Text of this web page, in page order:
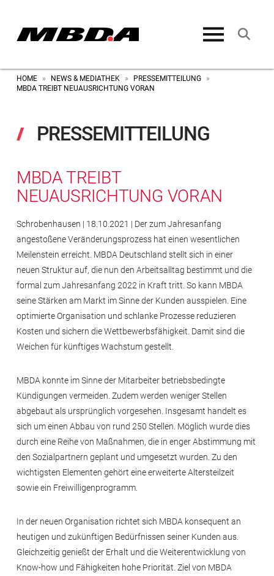
HOME » NEWS & MEDIATHEK » PRESSEMITTEILUNG
»
MBDA TREIBT NEUAUSRICHTUNG VORAN
PRESSEMITTEILUNG
MBDA TREIBT
NEUAUSRICHTUNG VORAN
Schrobenhausen | 18.10.2021 | Der zum Jahresanfang
angestoßene Veränderungsprozess hat einen wesentlichen
Meilenstein erreicht. MBDA Deutschland stellt sich in einer
neuen Struktur auf, die nun den Arbeitsalltag bestimmt und die
formal zum Jahresanfang 2022 in Kraft tritt. So kann MBDA
seine Stärken am Markt im Sinne der Kunden ausspielen. Eine
optimierte Organisation und schlanke Prozesse reduzieren
Kosten und sichern die Wettbewerbsfähigkeit. Damit sind die
Weichen für künftiges Wachstum gestellt.
MBDA konnte im Sinne der Mitarbeiter betriebsbedingte
Kündigungen vermeiden. Zudem werden weniger Stellen
abgebaut als ursprünglich vorgesehen. Insgesamt handelt es
sich um einen Abbau von rund 250 Stellen. Möglich wurde dies
durch eine Reihe von Maßnahmen, die in enger Abstimmung mit
den Sozialpartnern geplant und umgesetzt wurden. Zu den
wichtigsten Elementen gehört eine erweiterte Altersteilzeit
sowie ein Freiwilligenprogramm.
In der neuen Organisation richtet sich MBDA konsequent an
heutigen und zukünftigen Bedürfnissen seiner Kunden aus.
Gleichzeitig genießt der Erhalt und die Weiterentwicklung von
Know-how und Fähigkeiten hohe Priorität. Ziel von MBDA